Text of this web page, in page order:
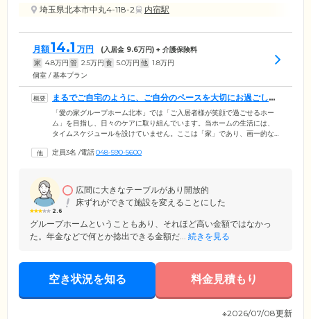
埼玉県北本市中丸4-118-2 内宿駅
月額14.1 万円 (入居金 9.6万円) + 介護保険料
家 4.8万円 管 2.5万円 食 5.0万円 他 1.8万円
個室 / 基本プラン
まるでご自宅のように、ご自分のペースを大切にお過ごしく
ださい
「愛の家グループホーム北本」では「ご入居者様が笑顔で過ごせるホー
ム」を目指し、日々のケアに取り組んでいます。当ホームの生活には、
タイムスケジュールを設けていません。ここは「家」であり、画一的な
時間のほか、普段の生活と同じようにお掃除やお洗濯をしたり、散歩や
とほとんどの方がお部屋に戻られ、読書などをしてから就寝していま
す。みなさまがご自分の意志で、心豊かに過ごしていただけるようお手
伝いします。
定員3名 /電話048-590-5600
2.6
広間に大きなテーブルがあり開放的
床ずれができて施設を変えることにした
グループホームということもあり、それほど高い金額ではなかっ
た。年金などで何とか捻出できる金額だ... 続きを見る
空き状況を知る 料金見積もり
※2026/07/08更新